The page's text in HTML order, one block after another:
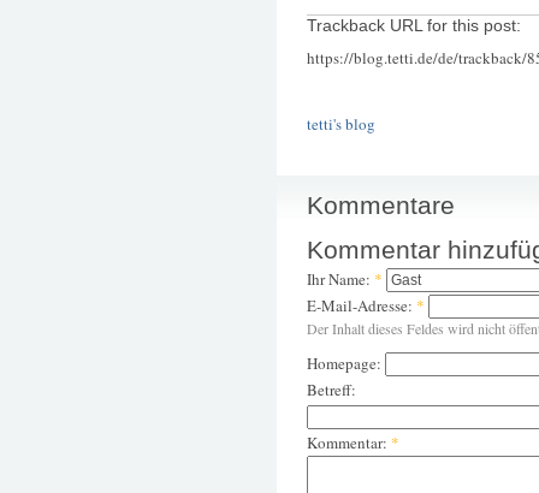
Trackback URL for this post:
https://blog.tetti.de/de/trackback/
tetti's blog
Kommentare
Kommentar
Ihr Name: *
E-Mail-Adresse: *
Der Inhalt dieses Feldes wird nicht
Homepage:
Betreff:
Kommentar: *